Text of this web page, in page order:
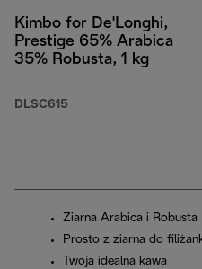
Kimbo for De'Longhi,
Prestige 65% Arabica
35% Robusta, 1 kg
DLSC615
Ziarna Arabica i Robusta
Prosto z ziarna do
Twoja idealna kawa